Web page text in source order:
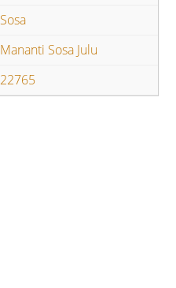
Sosa
Mananti Sosa Julu
22765